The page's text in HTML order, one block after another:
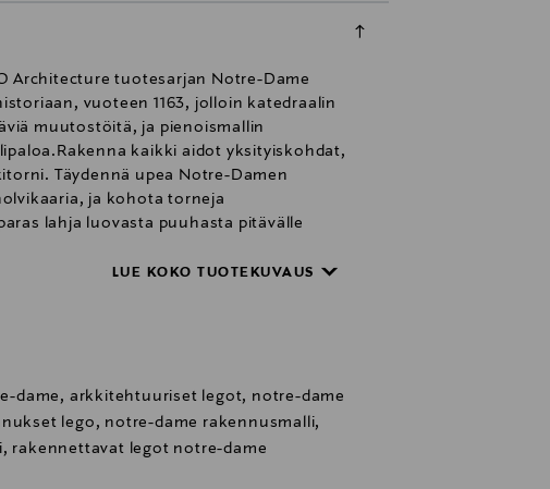
Architecture tuotesarjan Notre-Dame
vuoteen 1163, jolloin katedraalin
muutostöitä, ja pienoismallin
kaikki aidot yksityiskohdat,
Täydennä upea Notre-Damen
ja kohota torneja
lahja luovasta puuhasta pitävälle
LUE KOKO TUOTEKUVAUS
dame, arkkitehtuuriset legot, notre-dame
lego, notre-dame rakennusmalli,
rakennettavat legot notre-dame